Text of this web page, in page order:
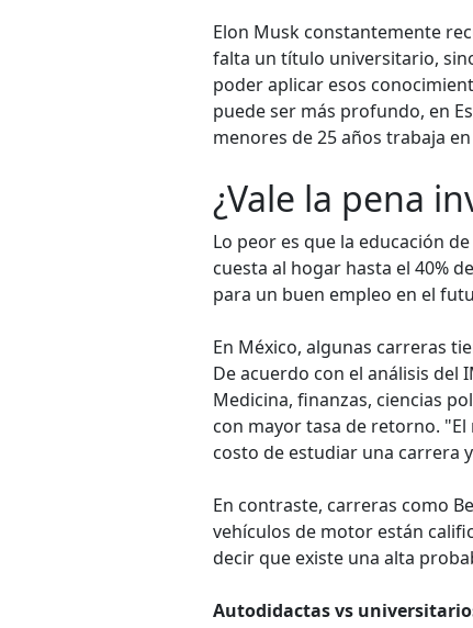
Elon Musk constantemente
falta un título universitario,
poder aplicar esos
puede ser más profundo, en
menores de 25 años trabaja
¿Vale la pena
Lo peor es que la educación
cuesta al hogar hasta el 40%
para un buen empleo en el
En México, algunas carreras
De acuerdo con el análisis del
Medicina, finanzas, ciencias
con mayor tasa de retorno.
costo de estudiar una carrera
En contraste, carreras como
vehículos de motor están
decir que existe una alta
Autodidactas vs